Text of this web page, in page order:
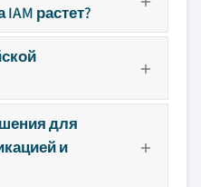
растет?
для
и